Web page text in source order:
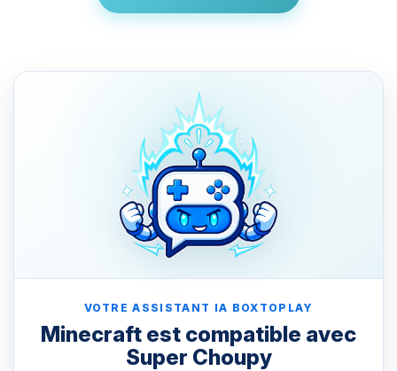
VOTRE ASSISTANT IA BOXTOPLAY
Minecraft est compatible avec
Super Choupy